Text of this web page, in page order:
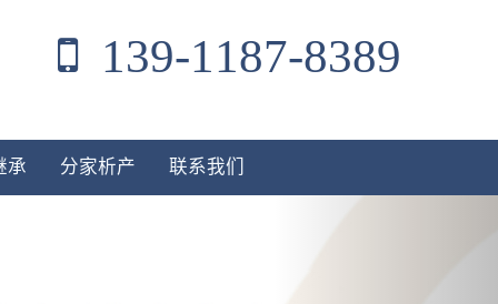
139-1187-8389
承 分家析产 联系我们